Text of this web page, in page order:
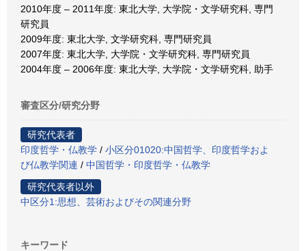
2010年度 – 2011年度: 東北大学, 大学院・文学研究科, 専門
研究員
2009年度: 東北大学, 文学研究科, 専門研究員
2007年度: 東北大学, 大学院・文学研究科, 専門研究員
2004年度 – 2006年度: 東北大学, 大学院・文学研究科, 助手
審査区分/研究分野
研究代表者
印度哲学・仏教学 / 小区分01020:中国哲学、印度哲学およ
び仏教学関連 / 中国哲学・印度哲学・仏教学
研究代表者以外
中区分1:思想、芸術およびその関連分野
キーワード